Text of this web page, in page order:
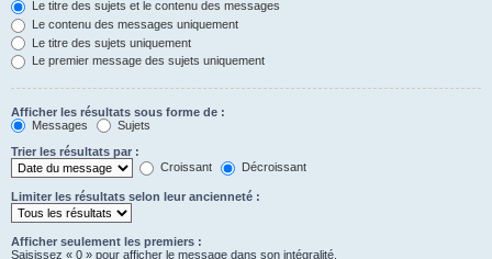
Le titre des sujets et le contenu des messages
Le contenu des messages uniquement
Le titre des sujets uniquement
Le premier message des sujets uniquement
Afficher les résultats sous forme de :
Messages
Sujets
Trier les résultats par :
Croissant
Décroissant
Limiter les résultats selon leur ancienneté :
Afficher seulement les premiers :
Saisissez « 0 » pour afficher le message dans son intégralité.